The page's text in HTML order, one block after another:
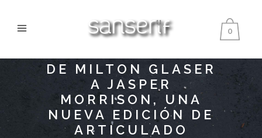
0
DE MILTON GLASER
A JASPER
MORRISON, UNA
NUEVA EDICIÓN DE
ARTICULADO